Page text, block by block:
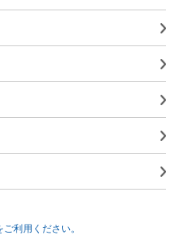
利用ください。